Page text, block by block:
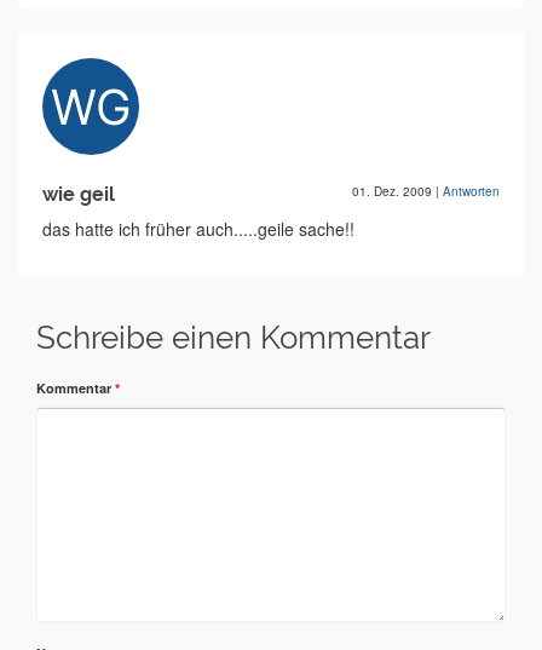
wie geil 01. Dez. 2009 | Antworten
das hatte ich früher auch.....geile sache!!
Schreibe einen Kommentar
Kommentar *